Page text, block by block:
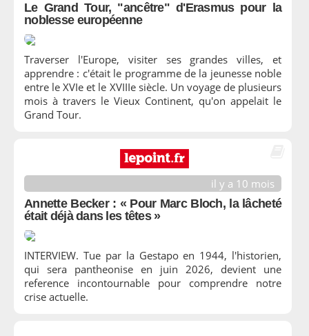
Le Grand Tour, "ancêtre" d'Erasmus pour la
noblesse européenne
Traverser l'Europe, visiter ses grandes villes, et
apprendre : c'était le programme de la jeunesse noble
entre le XVIe et le XVIIIe siècle. Un voyage de plusieurs
mois à travers le Vieux Continent, qu'on appelait le
Grand Tour.
il y a 10 mois
Annette Becker : « Pour Marc Bloch, la lâcheté
était déjà dans les têtes »
INTERVIEW. Tue par la Gestapo en 1944, l'historien,
qui sera pantheonise en juin 2026, devient une
reference incontournable pour comprendre notre
crise actuelle.